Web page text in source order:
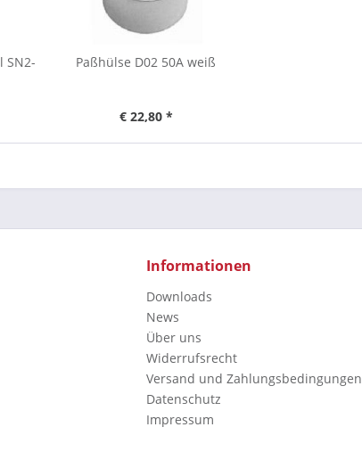
SN2-
Paßhülse D02 50A weiß
€ 22,80 *
Informationen
Downloads
News
Über uns
Widerrufsrecht
Versand und Zahlungsbedingungen
Datenschutz
Impressum